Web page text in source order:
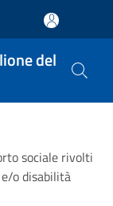
del
sociale rivolti
o disabilità